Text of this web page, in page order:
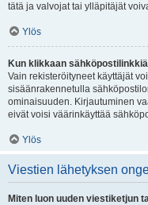
tätä ja valvojat tai ylläpitäjät
Ylös
Kun klikkaan
Vain rekisteröityneet käyttäjät
sisäänrakennetulla
ominaisuuden. Kirjautuminen
eivät voisi väärinkäyttää
Ylös
Viestien lähetyksen
Miten luon uuden viestiketjun